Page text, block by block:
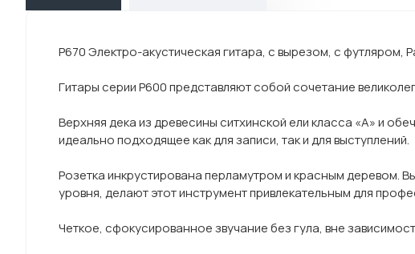
P670 Электро-акустическая гитара, с вырезом, с футляром,
Гитары серии P600 представляют собой сочетание
Верхняя дека из древесины ситхинской ели класса «А» и
идеально подходящее как для записи, так и для выступлений.
Розетка инкрустирована перламутром и красным деревом.
уровня, делают этот инструмент привлекательным для
Четкое, сфокусированное звучание без гула, вне